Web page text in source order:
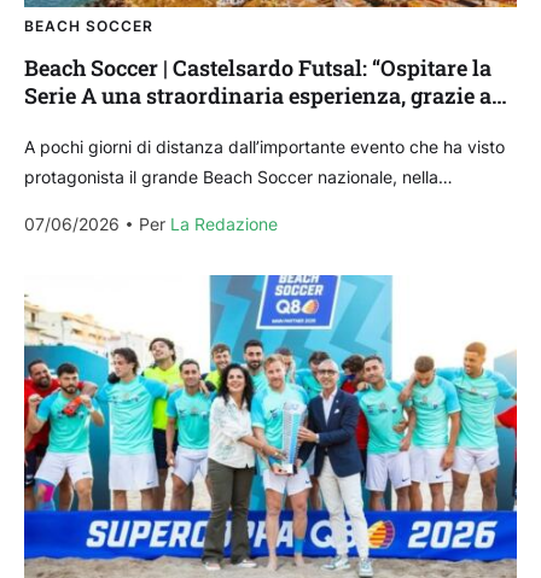
BEACH SOCCER
Beach Soccer | Castelsardo Futsal: “Ospitare la
Serie A una straordinaria esperienza, grazie a
A pochi giorni di distanza dall’importante evento che ha visto
protagonista il grande Beach Soccer nazionale, nella
07/06/2026
Per La Redazione